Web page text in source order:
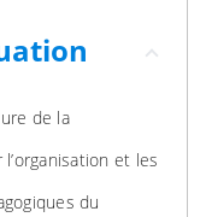
de la
et les
du